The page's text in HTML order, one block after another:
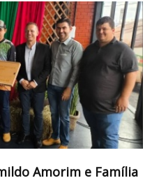
Amorim e Família